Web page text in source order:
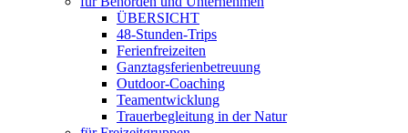
ÜBERSICHT
48-Stunden-Trips
Ferienfreizeiten
Ganztagsferienbetreuung
Outdoor-Coaching
Teamentwicklung
Trauerbegleitung in der Natur